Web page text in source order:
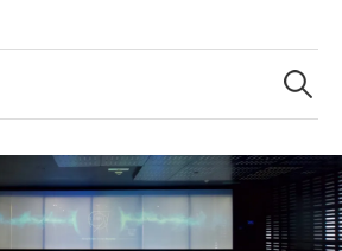
Suchen
nach: